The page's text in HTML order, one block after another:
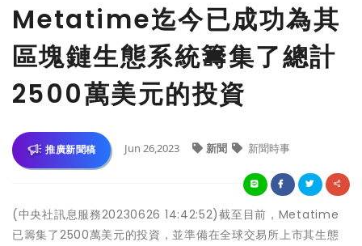
Metatime迄今已成功為其
區塊鏈生態系統籌集了總計
2500萬美元的投資
推廣新聞稿 Jun 26,2023 新聞 新聞時事
(中央社訊息服務20230626 14:42:52)截至目前，Metatime
已籌集了2500萬美元的投資，並準備在全球交易所上市其生態